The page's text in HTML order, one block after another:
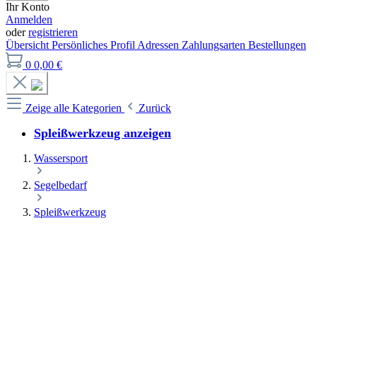
Ihr Konto
Anmelden
oderregistrieren
Übersicht Persönliches Profil Adressen Zahlungsarten Bestellungen
0 0,00 €
Zeige alle Kategorien Zurück
Spleißwerkzeug anzeigen
Wassersport
Segelbedarf
Spleißwerkzeug